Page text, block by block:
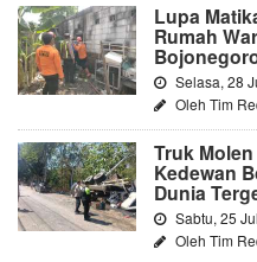
Lupa
Rumah
Selasa, 28
Oleh Tim
Truk
Kedewan
Dunia
Sabtu, 25
Oleh Tim